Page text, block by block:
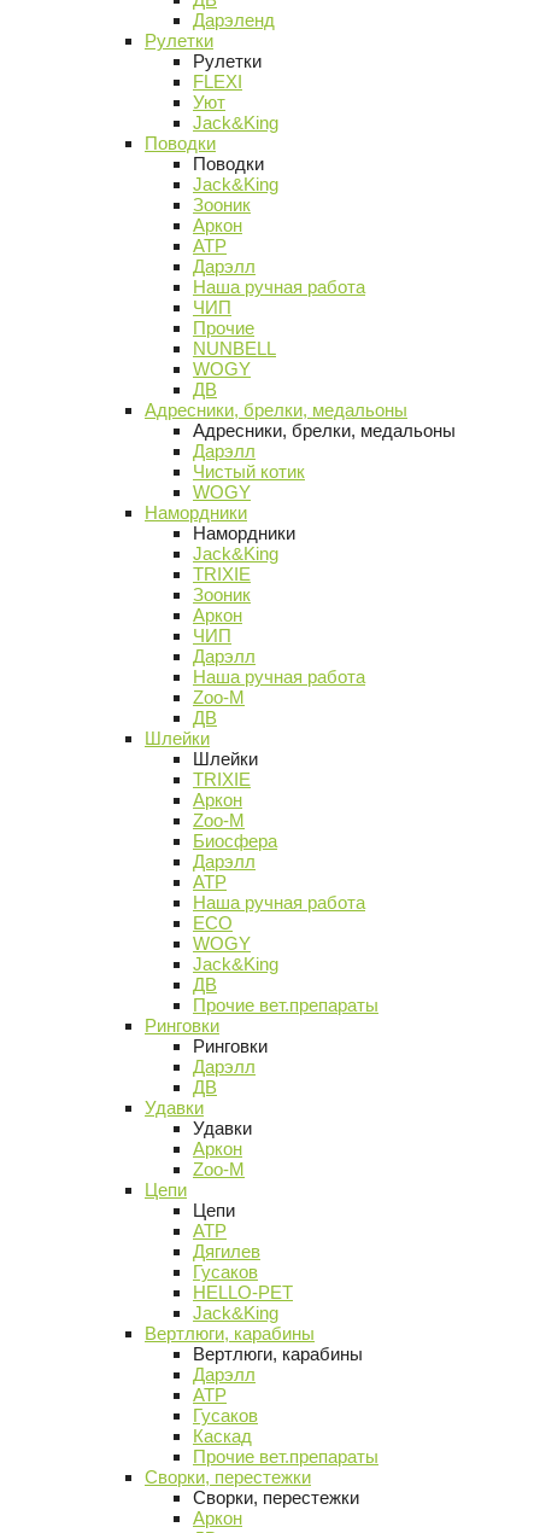
Дарэленд
Рулетки
Рулетки
FLEXI
Уют
Jack&King
Поводки
Поводки
Jack&King
Зооник
Аркон
АТР
Дарэлл
Наша ручная работа
ЧИП
Прочие
NUNBELL
WOGY
ДВ
Адресники, брелки, медальоны
Адресники, брелки, медальоны
Дарэлл
Чистый котик
WOGY
Намордники
Намордники
Jack&King
TRIXIE
Зооник
Аркон
ЧИП
Дарэлл
Наша ручная работа
Zoo-M
ДВ
Шлейки
Шлейки
TRIXIE
Аркон
Zoo-M
Биосфера
Дарэлл
АТР
Наша ручная работа
ECO
WOGY
Jack&King
ДВ
Прочие вет.препараты
Ринговки
Ринговки
Дарэлл
ДВ
Удавки
Удавки
Аркон
Zoo-M
Цепи
Цепи
АТР
Дягилев
Гусаков
HELLO-PET
Jack&King
Вертлюги, карабины
Вертлюги, карабины
Дарэлл
АТР
Гусаков
Каскад
Прочие вет.препараты
Сворки, перестежки
Сворки, перестежки
Аркон